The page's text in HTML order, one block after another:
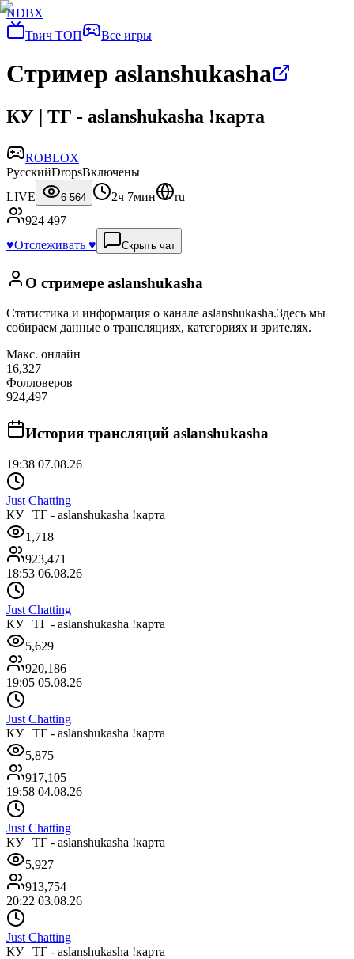
NDBX
Твич ТОП
Все игры
Стример aslanshukasha
КУ | ТГ - aslanshukasha !карта
ROBLOX
РусскийDropsВключены
LIVE
6 564 2ч 7мин
ru
924 497
♥️Отслеживать ♥️ Скрыть чат
О стримере aslanshukasha
Статистика и информация о канале aslanshukasha.Здесь мы
собираем данные о трансляциях, категориях и зрителях.
Макс. онлайн
16,327
Фолловеров
924,497
История трансляций aslanshukasha
19:38 07.08.26
Just Chatting
КУ | ТГ - aslanshukasha !карта
1,718
923,471
18:53 06.08.26
Just Chatting
КУ | ТГ - aslanshukasha !карта
5,629
920,186
19:05 05.08.26
Just Chatting
КУ | ТГ - aslanshukasha !карта
5,875
917,105
19:58 04.08.26
Just Chatting
КУ | ТГ - aslanshukasha !карта
5,927
913,754
20:22 03.08.26
Just Chatting
КУ | ТГ - aslanshukasha !карта